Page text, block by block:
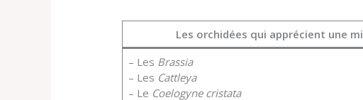
Les orchidées qui apprécient une
– Les Brassia
– Les Cattleya
– Le Coelogyne cristata